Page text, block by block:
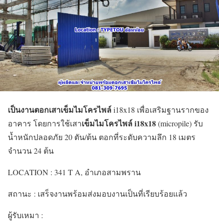
เป็นงานตอกเสาเข็มไมโครไพล์i18x18 เพื่อเสริมฐานรากของ
อาคาร โดยการใช้เสาเข็มไมโครไพล์ i18x18(micropile) รับ
น้ำหนักปลอดภัย 20 ตัน/ต้น ตอกที่ระดับความลึก 18 เมตร
จำนวน 24 ต้น
LOCATION : 341 T A, อำเภอสามพราน
สถานะ : เสร็จงานพร้อมส่งมอบงานเป็นที่เรียบร้อยแล้ว
ผู้รับเหมา :